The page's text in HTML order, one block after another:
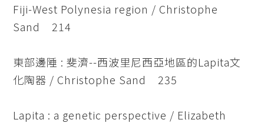
Fiji-West Polynesia region / Christophe
Sand 214
東部邊陲 : 斐濟--西波里尼西亞地區的Lapita文
化陶器 / Christophe Sand 235
Lapita : a genetic perspective / Elizabeth